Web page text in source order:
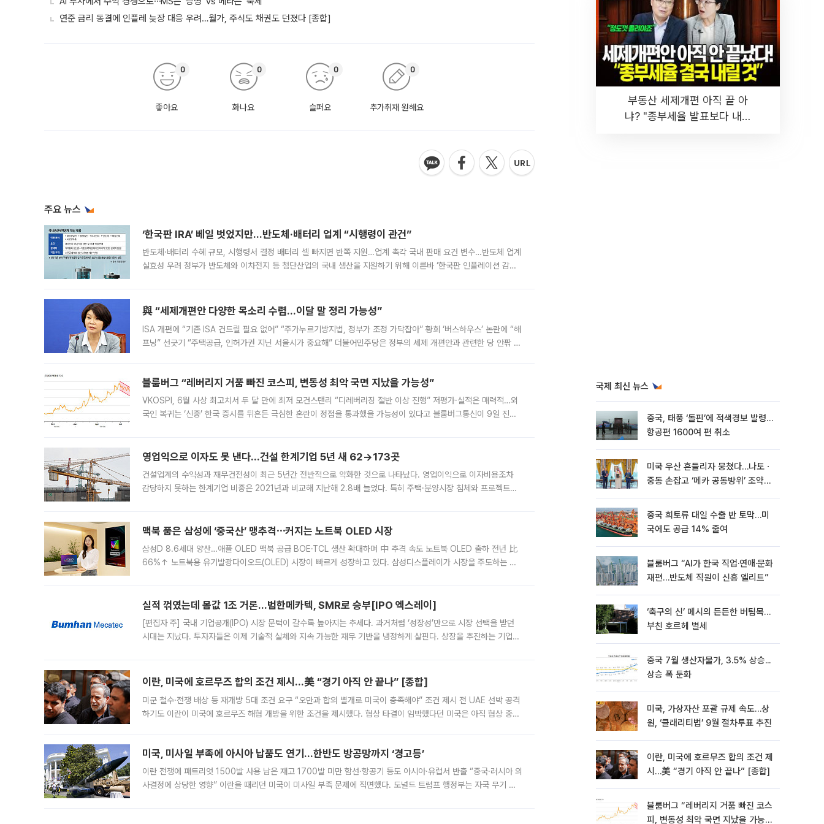
연준 금리 동결에 인플레 늦장 대응 우려…월가, 주식도 채권도 던졌다 [종합]
좋아요
0
화나요
0
슬퍼요
0
추가취재 원해요
0
주요 뉴스
‘한국판 IRA’ 베일 벗었지만…반도체·배터리 업계 “시행령이 관건”
반도체·배터리 수혜 규모, 시행령서 결정 배터리 셀 빠지면 반쪽 지원…업계 촉각 국내 판매 요건 변수…반도체 업계
실효성 우려 정부가 반도체와 이차전지 등 첨단산업의 국내 생산을 지원하기 위해 이른바 ‘한국판 인플레이션 감축
與 “세제개편안 다양한 목소리 수렴…이달 말 정리 가능성”
ISA 개편에 “기존 ISA 건드릴 필요 없어” “주가누르기방지법, 정부가 조정 가닥잡아” 황희 ‘버스하우스’ 논란에 “해
프닝” 선긋기 “주택공급, 인허가권 지닌 서울시가 중요해” 더불어민주당은 정부의 세제 개편안과 관련한 당 안팎 의
블룸버그 “레버리지 거품 빠진 코스피, 변동성 최악 국면 지났을 가능성”
VKOSPI, 6월 사상 최고치서 두 달 만에 최저 모건스탠리 “디레버리징 절반 이상 진행” 저평가·실적은 매력적…외
국인 복귀는 ‘신중’ 한국 증시를 뒤흔든 극심한 혼란이 정점을 통과했을 가능성이 있다고 블룸버그통신이 9일 진단
영업익으로 이자도 못 낸다…건설 한계기업 5년 새 62→173곳
건설업계의 수익성과 재무건전성이 최근 5년간 전반적으로 악화한 것으로 나타났다. 영업이익으로 이자비용조차
감당하지 못하는 한계기업 비중은 2021년과 비교해 지난해 2.8배 늘었다. 특히 주택·분양시장 침체와 프로젝트파
맥북 품은 삼성에 ‘중국산’ 맹추격⋯커지는 노트북 OLED 시장
삼성D 8.6세대 양산…애플 OLED 맥북 공급 BOE·TCL 생산 확대하며 中 추격 속도 노트북 OLED 출하 전년 比
66%↑ 노트북용 유기발광다이오드(OLED) 시장이 빠르게 성장하고 있다. 삼성디스플레이가 시장을 주도하는 가
실적 꺾였는데 몸값 1조 거론…범한메카텍, SMR로 승부[IPO 엑스레이]
[편집자 주] 국내 기업공개(IPO) 시장 문턱이 갈수록 높아지는 추세다. 과거처럼 ‘성장성’만으로 시장 선택을 받던
시대는 지났다. 투자자들은 이제 기술적 실체와 지속 가능한 재무 기반을 냉정하게 살핀다. 상장을 추진하는 기업들
이란, 미국에 호르무즈 합의 조건 제시…美 “경기 아직 안 끝나” [종합]
미군 철수·전쟁 배상 등 재개방 5대 조건 요구 “오만과 합의 별개로 미국이 충족해야” 조건 제시 전 UAE 선박 공격
하기도 이란이 미국에 호르무즈 해협 개방을 위한 조건을 제시했다. 협상 타결이 임박했다던 미국은 아직 협상 중이
미국, 미사일 부족에 아시아 납품도 연기…한반도 방공망까지 ‘경고등’
이란 전쟁에 패트리엇 1500발 사용 남은 재고 1700발 미만 함선·항공기 등도 아시아·유럽서 반출 “중국·러시아 의
사결정에 상당한 영향” 이란을 때리던 미국이 미사일 부족 문제에 직면했다. 도널드 트럼프 행정부는 자국 무기 공
부동산 세제개편 아직 끝 아
냐? "종부세율 발표보다 내릴
국제 최신 뉴스
중국, 태풍 ‘돌핀’에 적색경보 발령…
항공편 1600여 편 취소
미국 우산 흔들리자 뭉쳤다…나토ㆍ
중동 손잡고 ‘메카 공동방위’ 조약
중국 희토류 대일 수출 반 토막…미
국에도 공급 14% 줄여
블룸버그 “AI가 한국 직업·연애·문화
재편…반도체 직원이 신흥 엘리트”
‘축구의 신’ 메시의 든든한 버팀목…
부친 호르헤 별세
중국 7월 생산자물가, 3.5% 상승...
상승 폭 둔화
미국, 가상자산 포괄 규제 속도…상
원, ‘클래리티법’ 9월 절차투표 추진
이란, 미국에 호르무즈 합의 조건 제
시…美 “경기 아직 안 끝나” [종합]
블룸버그 “레버리지 거품 빠진 코스
피, 변동성 최악 국면 지났을 가능